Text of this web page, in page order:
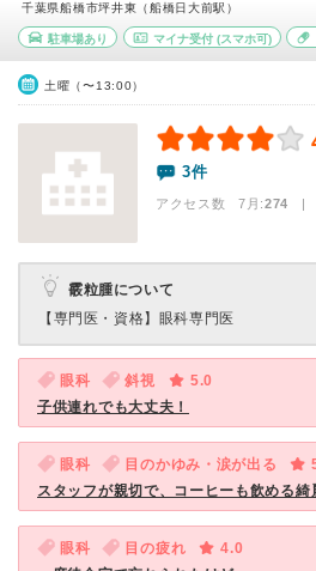
千葉県船橋市坪井東（船橋日大前駅）
駐車場あり マイナ受付(スマホ可)
土曜（〜13:00）
3件
アクセス数 7月:274 |
霰粒腫について
【専門医・資格】 眼科専門医
眼科 斜視
5.0
子供連れでも大丈夫！
眼科 目のかゆみ・涙が出る
スタッフが親切で、コーヒーも飲める綺
眼科 目の疲れ
4.0